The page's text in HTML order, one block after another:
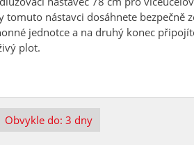
tomuto nástavci dosáhnete bezpečně
jednotce a na druhý konec
plot.
Obvykle do: 3 dny